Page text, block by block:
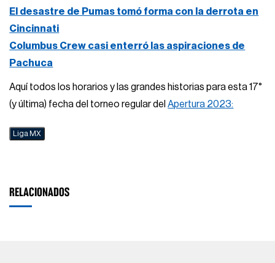
El desastre de Pumas tomó forma con la derrota en
Cincinnati
Columbus Crew casi enterró las aspiraciones de
Pachuca
Aquí todos los horarios y las grandes historias para esta 17°
(y última) fecha del torneo regular delApertura 2023:
Liga MX
RELACIONADOS